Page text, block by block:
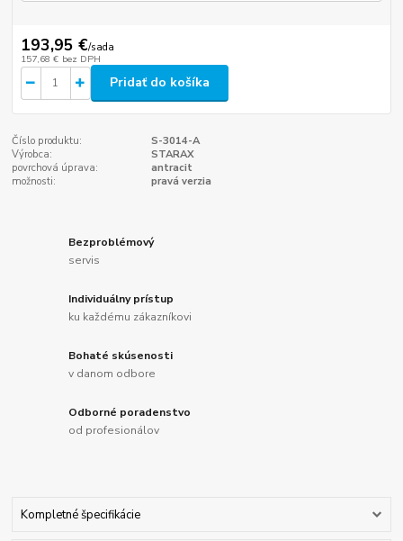
193,95 €/sada
157,68 € bez DPH
Pridať do košíka
Číslo produktu:
S-3014-A
Výrobca:
STARAX
povrchová úprava:
antracit
možnosti:
pravá verzia
Bezproblémový
servis
Individuálny prístup
ku každému zákazníkovi
Bohaté skúsenosti
v danom odbore
Odborné poradenstvo
od profesionálov
Kompletné špecifikácie